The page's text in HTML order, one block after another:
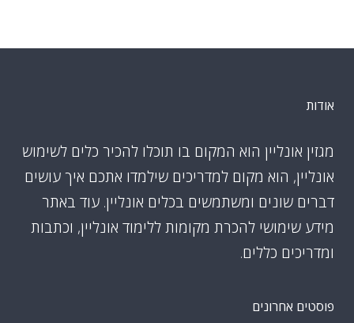
אודות
מגזין אונליין הוא המקום בו תוכלו להכיר כלים לשימוש
אונליין, הוא מקום למדריכים שילמדו אתכם איך עושים
דברים שונים ומשתמשים בכלים אונליין. עוד באתר
מידע שימושי להכרת מקומות ללימוד אונליין, וכתבות
ומדריכים כללים.
פוסטים אחרונים